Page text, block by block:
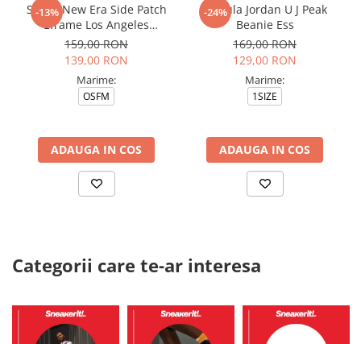
-13%
Sapca New Era Side Patch
Eframe Los Angeles
Dodgers Brs
159,00 RON
139,00 RON
Marime:
OSFM
ADAUGA IN COS
-24%
Caciula Jordan U J Peak
Beanie Ess
169,00 RON
129,00 RON
Marime:
1SIZE
ADAUGA IN COS
Categorii care te-ar interesa